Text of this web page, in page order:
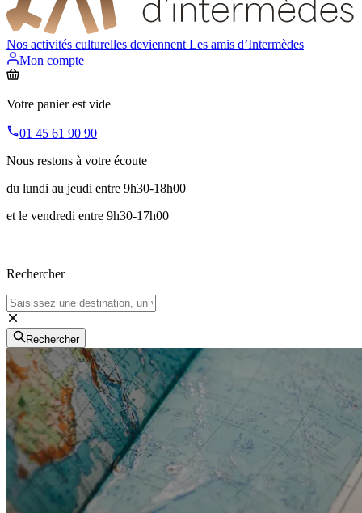
Nos activités culturelles deviennent Les amis d’Intermèdes
Mon compte
Votre panier est vide
01 45 61 90 90
Nous restons à votre écoute
du lundi au jeudi entre 9h30-18h00
et le vendredi entre 9h30-17h00
Rechercher
Rechercher